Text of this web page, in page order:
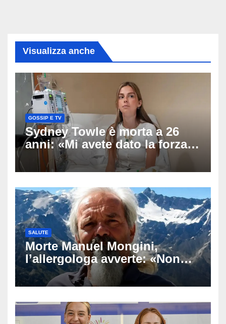
Visualizza anche
GOSSIP E TV
Sydney Towle è morta a 26
anni: «Mi avete dato la forza
di andare avanti», l’ultimo
messaggio dell’influencer
SALUTE
Morte Manuel Mongini,
l’allergologa avverte: «Non
aspettate di sapere se siete
allergici»